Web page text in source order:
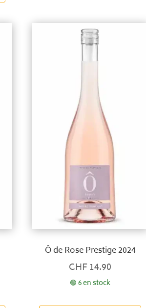
Ô de Rose Prestige 2024
CHF14.90
🟢 6 en stock